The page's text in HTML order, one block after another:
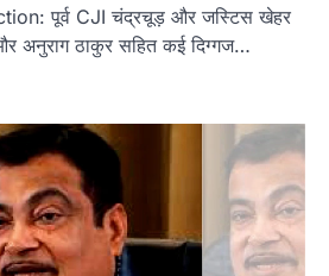
पूर्व CJI चंद्रचूड़ और जस्टिस खेहर
अनुराग ठाकुर सहित कई दिग्गज…